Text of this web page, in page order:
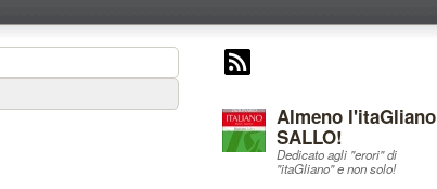
Almeno l'itaGliano
SALLO!
Dedicato agli "erori" di
"itaGliano" e non solo!